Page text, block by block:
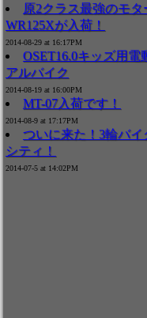
原2クラス最強のモタ
WR125Xが入荷！
2014-08-29 at 16:17PM
OSET16.0キッズ用電
アルバイク
2014-08-19 at 16:00PM
MT-07入荷です！
2014-08-9 at 17:17PM
ついに来た！3輪バイ
シティ！
2014-07-5 at 14:02PM